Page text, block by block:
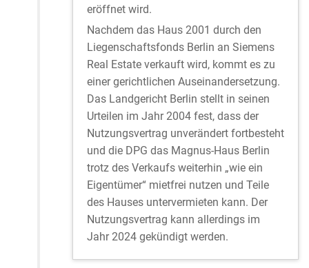
eröffnet wird.
Nachdem das Haus 2001 durch den
Liegenschaftsfonds Berlin an Siemens
Real Estate verkauft wird, kommt es zu
einer gerichtlichen Auseinandersetzung.
Das Landgericht Berlin stellt in seinen
Urteilen im Jahr 2004 fest, dass der
Nutzungsvertrag unverändert fortbesteht
und die DPG das Magnus-Haus Berlin
trotz des Verkaufs weiterhin „wie ein
Eigentümer“ mietfrei nutzen und Teile
des Hauses untervermieten kann. Der
Nutzungsvertrag kann allerdings im
Jahr 2024 gekündigt werden.